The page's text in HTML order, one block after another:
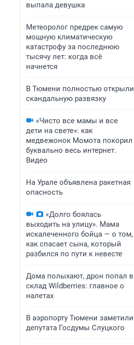
выпала девушка
Метеоролог предрек самую
мощную климатическую
катастрофу за последнюю
тысячу лет: когда всё
начнется
В Тюмени полностью открыли
скандальную развязку
«Чисто все мамы и все
дети на свете»: как
медвежонок Момота покорил
буквально весь интернет.
Видео
На Урале объявлена ракетная
опасность
«Долго боялась
выходить на улицу». Мама
искалеченного бойца — о том,
как спасает сына, который
разбился по пути к невесте
Дома полыхают, дрон попал в
склад Wildberries: главное о
налетах
В аэропорту Тюмени заметили
депутата Госдумы Слуцкого